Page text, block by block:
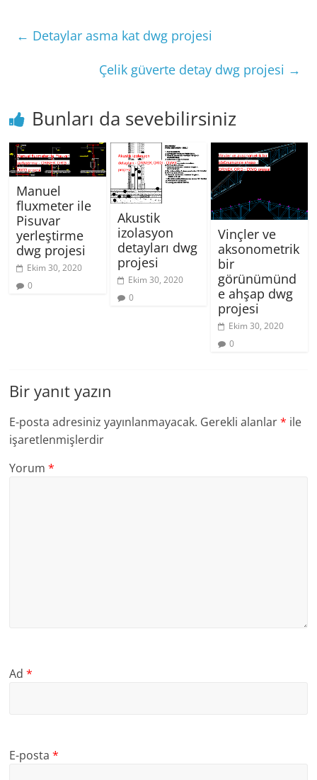
← Detaylar asma kat dwg projesi
Çelik güverte detay dwg projesi →
Bunları da sevebilirsiniz
Manuel
fluxmeter ile
Pisuvar
yerleştirme
dwg projesi
Ekim 30, 2020
0
Akustik
izolasyon
detayları dwg
projesi
Ekim 30, 2020
0
Vinçler ve
aksonometrik
bir
görünümünd
e ahşap dwg
projesi
Ekim 30, 2020
0
Bir yanıt yazın
E-posta adresiniz yayınlanmayacak. Gerekli alanlar* ile
işaretlenmişlerdir
Yorum*
Ad*
E-posta*